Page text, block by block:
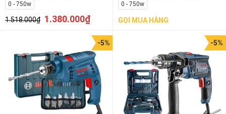
0 - 750w
1.518.000₫ 1.380.000₫
0 - 750w
GỌI MUA HÀNG
-5% -5%